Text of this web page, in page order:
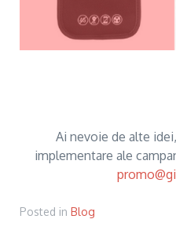
Ai nevoie de alte
implementare ale
Posted in Blog